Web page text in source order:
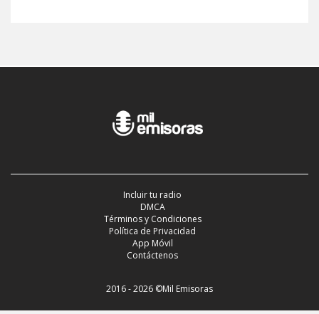
Incluir tu radio
DMCA
Términos y Condiciones
Política de Privacidad
App Móvil
Contáctenos
2016 - 2026 ©Mil Emisoras